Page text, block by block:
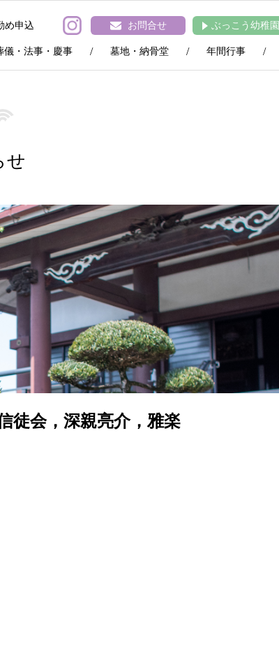
め申込 お問合せ ぶっこう幼稚園
儀・法事・慶事 墓地・納骨堂 年間行事
せ
徒会，深親亮介，雅楽